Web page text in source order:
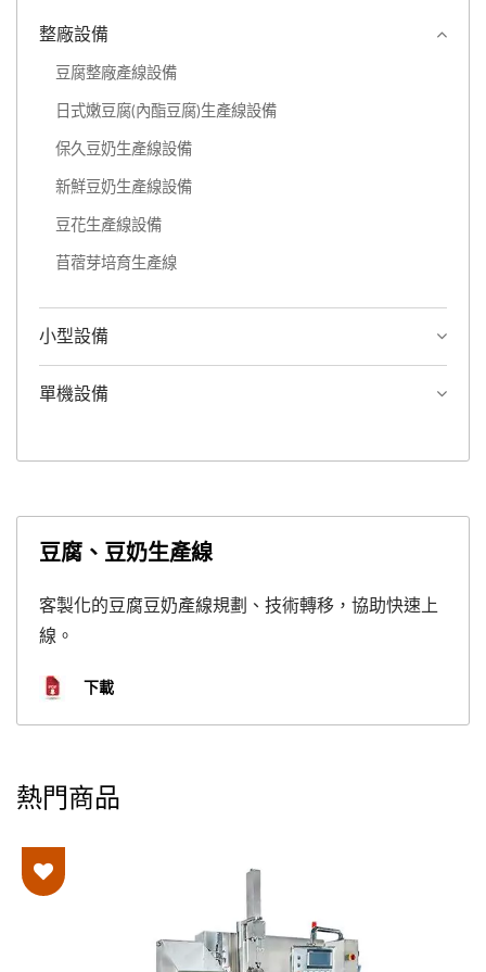
整廠設備
豆腐整廠產線設備
日式嫩豆腐(內酯豆腐)生產線設備
保久豆奶生產線設備
新鮮豆奶生產線設備
豆花生產線設備
苜蓿芽培育生產線
小型設備
單機設備
豆腐、豆奶生產線
客製化的豆腐豆奶產線規劃、技術轉移，協助快速上
線。
下載
熱門商品